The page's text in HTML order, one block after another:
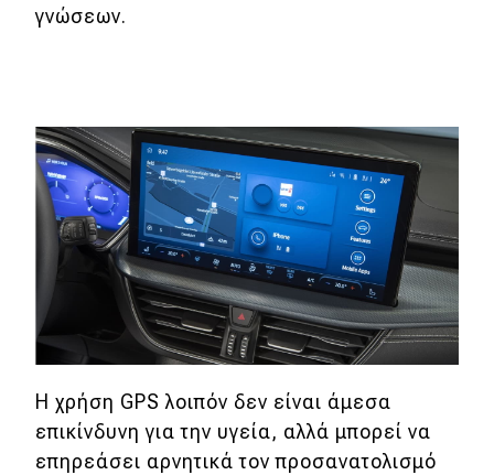
γνώσεων.
Η χρήση GPS λοιπόν δεν είναι άμεσα
επικίνδυνη για την υγεία, αλλά μπορεί να
επηρεάσει αρνητικά τον προσανατολισμό